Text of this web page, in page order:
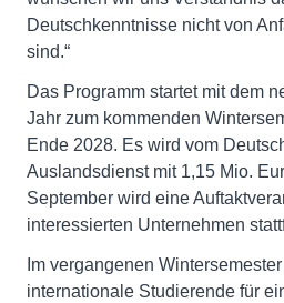
Deutschkenntnisse nicht von
sind.“
Das Programm startet mit dem
Jahr zum kommenden
Ende 2028. Es wird vom
Auslandsdienst mit 1,15 Mio.
September wird eine
interessierten Unternehmen
Im vergangenen
internationale Studierende für